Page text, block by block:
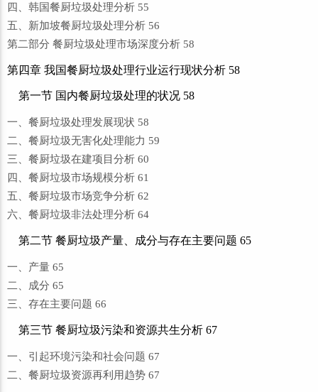
四、韩国餐厨垃圾处理分析 55
五、新加坡餐厨垃圾处理分析 56
第二部分 餐厨垃圾处理市场深度分析 58
第四章 我国餐厨垃圾处理行业运行现状分析 58
第一节 国内餐厨垃圾处理的状况 58
一、餐厨垃圾处理发展现状 58
二、餐厨垃圾无害化处理能力 59
三、餐厨垃圾在建项目分析 60
四、餐厨垃圾市场规模分析 61
五、餐厨垃圾市场竞争分析 62
六、餐厨垃圾非法处理分析 64
第二节 餐厨垃圾产量、成分与存在主要问题 65
一、产量 65
二、成分 65
三、存在主要问题 66
第三节 餐厨垃圾污染和资源共生分析 67
一、引起环境污染和社会问题 67
二、餐厨垃圾资源再利用趋势 67